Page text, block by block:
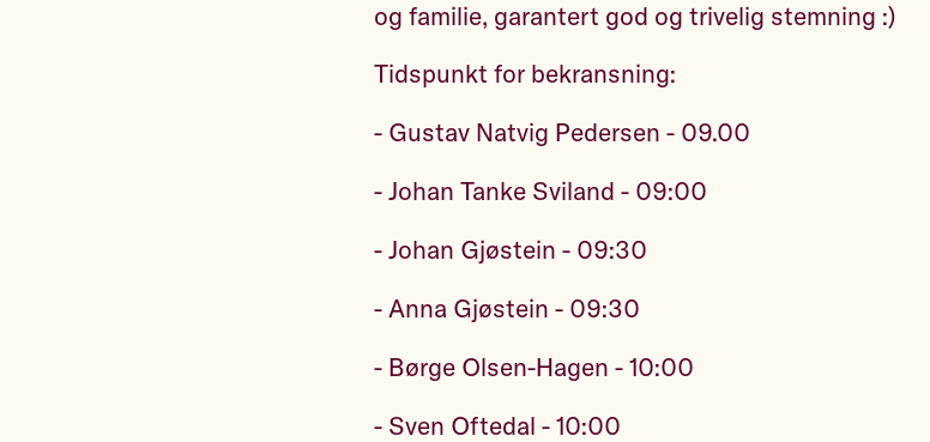
og familie, garantert god og trivelig stemning :)
Tidspunkt for bekransning:
- Gustav Natvig Pedersen - 09.00
- Johan Tanke Sviland - 09:00
- Johan Gjøstein - 09:30
- Anna Gjøstein - 09:30
- Børge Olsen-Hagen - 10:00
- Sven Oftedal - 10:00